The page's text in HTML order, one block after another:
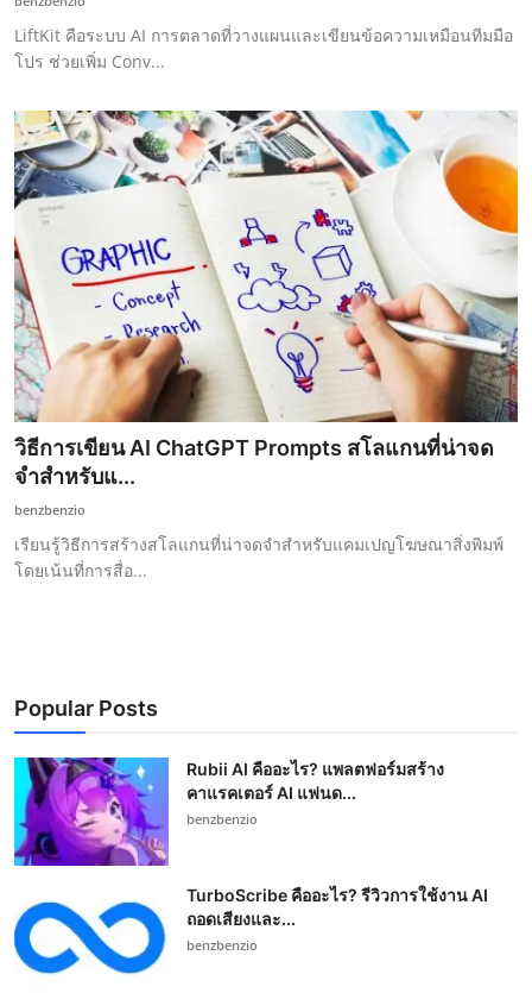
LiftKit คือระบบ AI การตลาดที่วางแผนและเขียนข้อความเหมือนทีมมือ
โปร ช่วยเพิ่ม Conv...
วิธีการเขียน AI ChatGPT Prompts สโลแกนที่น่าจด
จำสำหรับแ...
benzbenzio
เรียนรู้วิธีการสร้างสโลแกนที่น่าจดจำสำหรับแคมเปญโฆษณาสิ่งพิมพ์
โดยเน้นที่การสื่อ...
Popular Posts
Rubii AI คืออะไร? แพลตฟอร์มสร้าง
คาแรคเตอร์ AI แฟนด...
benzbenzio
TurboScribe คืออะไร? รีวิวการใช้งาน AI
ถอดเสียงและ...
benzbenzio